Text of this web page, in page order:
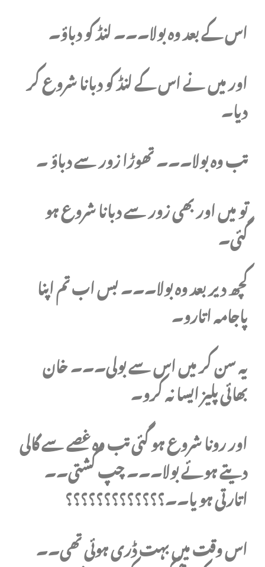
اس کے بعد وہ بولا۔۔۔ لنڈ کو دباؤ۔
اور میں نے اس کے لنڈ کو دبانا شروع کر
دیا۔
تب وہ بولا۔۔۔ تھوڑا زور سے دباؤ ۔
تو میں اور بھی زور سے دبانا شروع ہو
گئی۔
کچھ دیر بعد وہ بولا۔۔۔ بس اب تم اپنا
پاجامہ اتارو۔
بھائی پلیز ایسا نہ کرو۔
اور رونا شروع ہو گئی تب وہ غصے سے گالی
دیتے ہوئے بولا۔۔۔ چپ گشتی۔۔
اتارتی ہو یا۔۔؟؟؟؟؟؟؟؟؟؟؟؟؟